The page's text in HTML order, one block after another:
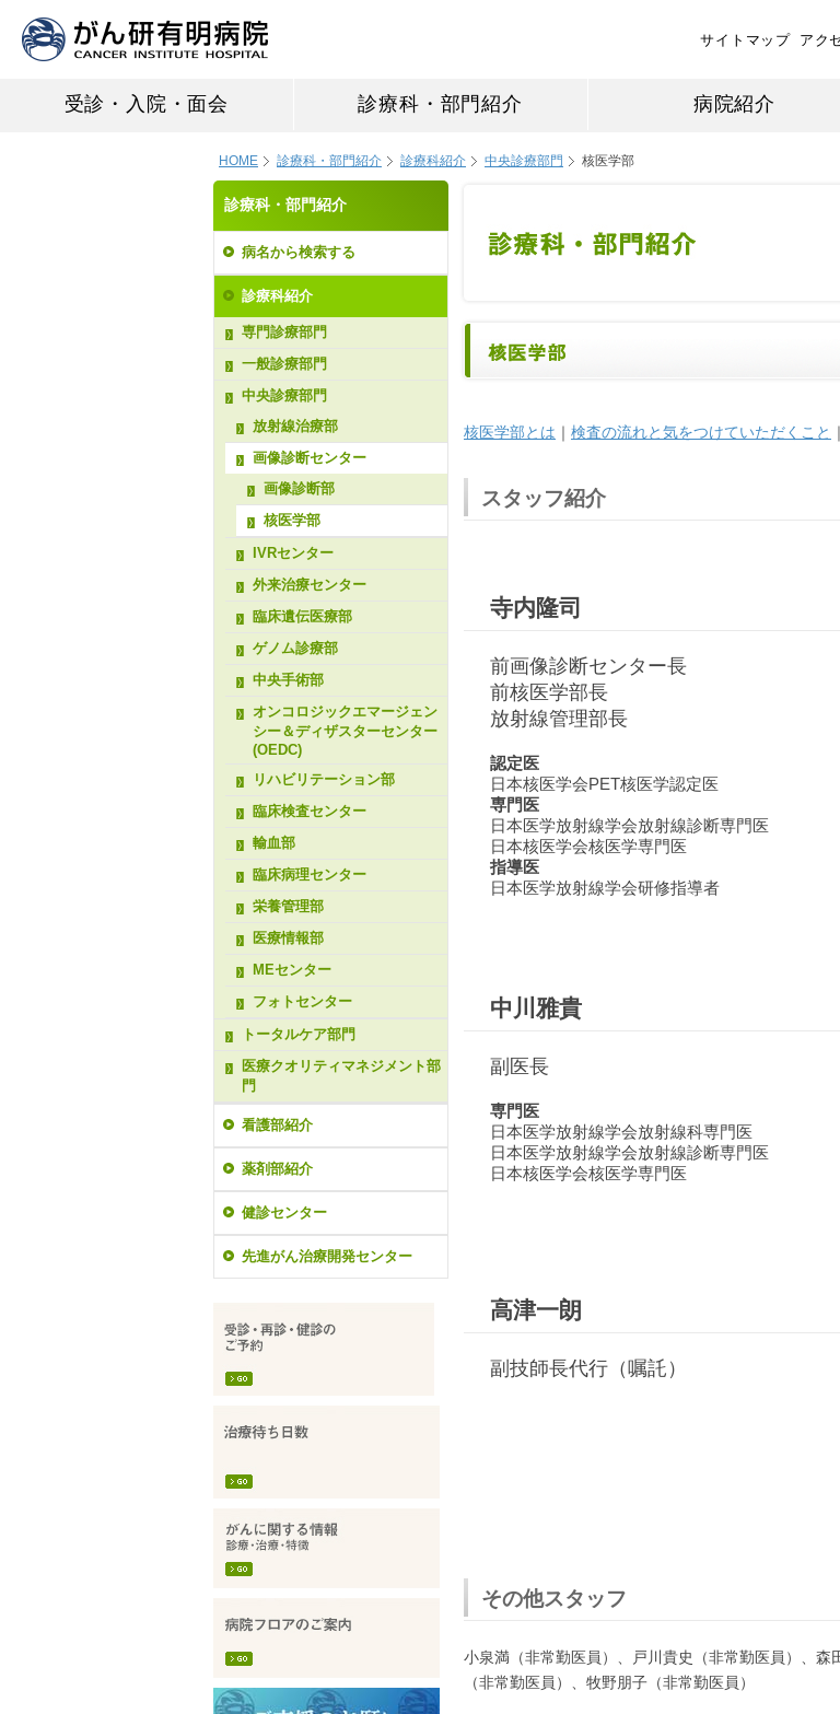
サイトマップ アク
受診・入院・面会 診療科・部門紹介 病院紹介
HOME 診療科・部門紹介 診療科紹介 中央診療部門 核医学部
核医学部とは ｜ 検査の流れと気をつけていただくこと ｜
スタッフ紹介
寺内隆司
前画像診断センター長
前核医学部長
放射線管理部長
認定医
日本核医学会PET核医学認定医
専門医
日本医学放射線学会放射線診断専門医
日本核医学会核医学専門医
指導医
日本医学放射線学会研修指導者
中川雅貴
副医長
専門医
日本医学放射線学会放射線科専門医
日本医学放射線学会放射線診断専門医
日本核医学会核医学専門医
高津一朗
副技師長代行（嘱託）
その他スタッフ
小泉満（非常勤医員）、戸川貴史（非常勤医員）、
（非常勤医員）、牧野朋子（非常勤医員）
診療科・部門紹介
病名から検索する
診療科紹介
専門診療部門
一般診療部門
中央診療部門
放射線治療部
画像診断センター
画像診断部
核医学部
IVRセンター
外来治療センター
臨床遺伝医療部
ゲノム診療部
中央手術部
オンコロジックエマージェン
シー＆ディザスターセンター
(OEDC)
リハビリテーション部
臨床検査センター
輸血部
臨床病理センター
栄養管理部
医療情報部
MEセンター
フォトセンター
トータルケア部門
医療クオリティマネジメント部
門
看護部紹介
薬剤部紹介
健診センター
先進がん治療開発センター